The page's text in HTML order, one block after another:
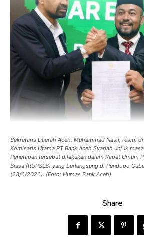
Sekretaris Daerah Aceh, Muhammad Nasir, resmi
Komisaris Utama PT Bank Aceh Syariah untuk
Penetapan tersebut dilakukan dalam Rapat Umum
Biasa (RUPSLB) yang berlangsung di Pendopo
(23/6/2026). (Foto: Humas Bank Aceh)
Share